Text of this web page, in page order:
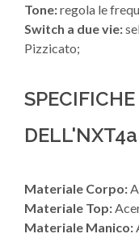
Tone:regola le
Switch a due vie:
Pizzicato;
Materiale Corpo:
Materiale Top:
Materiale Manico: